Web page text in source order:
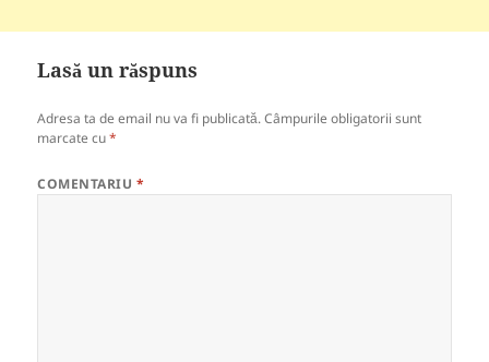
Lasă un răspuns
Adresa ta de email nu va fi publicată. Câmpurile obligatorii sunt
marcate cu*
COMENTARIU *